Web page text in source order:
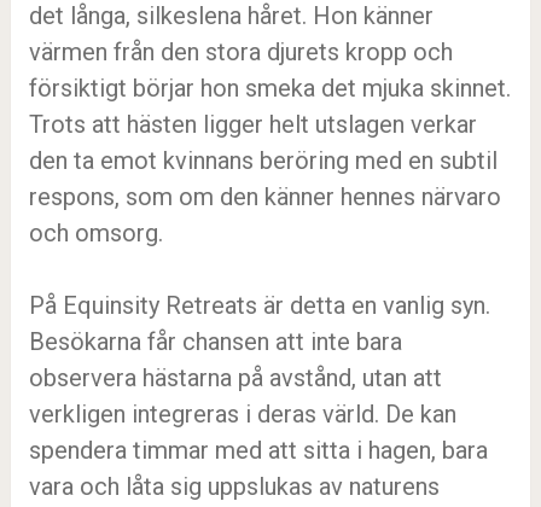
det långa, silkeslena håret. Hon känner
värmen från den stora djurets kropp och
försiktigt börjar hon smeka det mjuka skinnet.
Trots att hästen ligger helt utslagen verkar
den ta emot kvinnans beröring med en subtil
respons, som om den känner hennes närvaro
och omsorg.
På Equinsity Retreats är detta en vanlig syn.
Besökarna får chansen att inte bara
observera hästarna på avstånd, utan att
verkligen integreras i deras värld. De kan
spendera timmar med att sitta i hagen, bara
vara och låta sig uppslukas av naturens